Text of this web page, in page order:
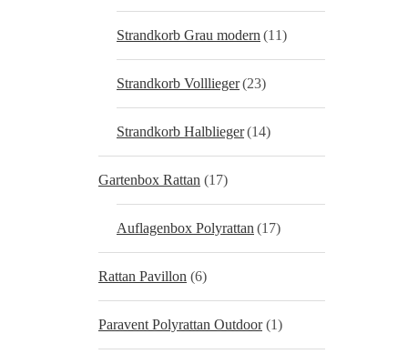
Strandkorb Grau modern (11)
Strandkorb Volllieger(23)
Strandkorb Halblieger(14)
Gartenbox Rattan (17)
Auflagenbox Polyrattan (17)
Rattan Pavillon (6)
Paravent Polyrattan Outdoor (1)